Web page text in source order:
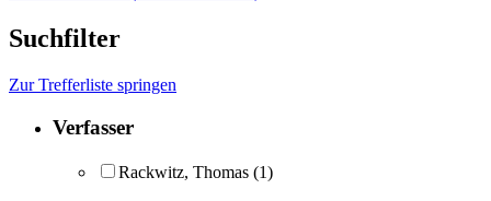
Suchfilter
Zur Trefferliste springen
Verfasser
Rackwitz, Thomas (1)